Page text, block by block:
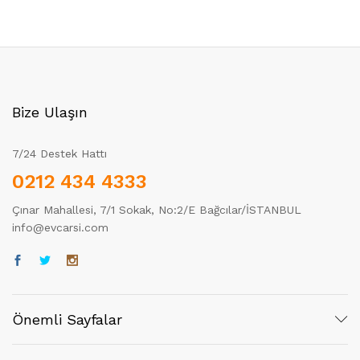
Bize Ulaşın
7/24 Destek Hattı
0212 434 4333
Çınar Mahallesi, 7/1 Sokak, No:2/E Bağcılar/İSTANBUL
info@evcarsi.com
Önemli Sayfalar